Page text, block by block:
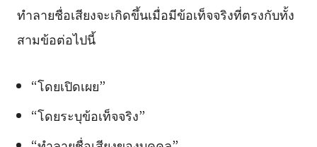
ทำลายชื่อเสียงจะเกิดขึ้นเมื่อมีข้อเท็จจริงที่ตรงกับทั้ง
สามข้อต่อไปนี้
“โดยเปิดเผย”
“โดยระบุข้อเท็จจริง”